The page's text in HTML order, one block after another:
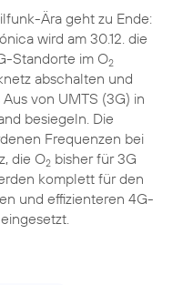
Ära geht zu Ende:
wird am 30.12. die
Standorte im O2
abschalten und
von UMTS (3G) in
besiegeln. Die
Frequenzen bei
die O2bisher für 3G
komplett für den
und effizienteren 4G-